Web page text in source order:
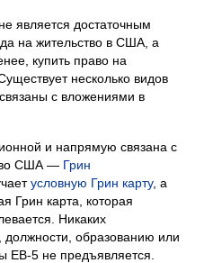
не является достаточным
на жительство в США, а
купить право на
несколько видов
с вложениями в
и напрямую связана с
США — Грин
условную Грин карту, а
Грин карта, которая
Никаких
должности, образованию или
EB-5 не предъявляетcя.